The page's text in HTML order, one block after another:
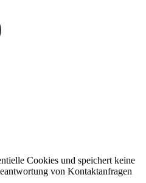
Cookies und speichert keine
von Kontaktanfragen